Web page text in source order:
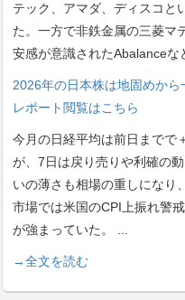
テック、アマダ、ディスコと
た。一方で非鉄金属の三菱マ
安感が意識されたAbalanceな
2026年の日本株は地固めか
レポート閲覧はこちら
今月の日経平均は前日までで
が、7日は戻り売りや利確の
いの薄さも相場の重しになり
市場では米国のCPI上振れ警
が強まっていた。
→全文を読む